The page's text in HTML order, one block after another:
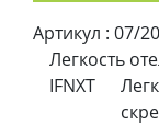
Артикул : 07/
Легкость
IFNXT